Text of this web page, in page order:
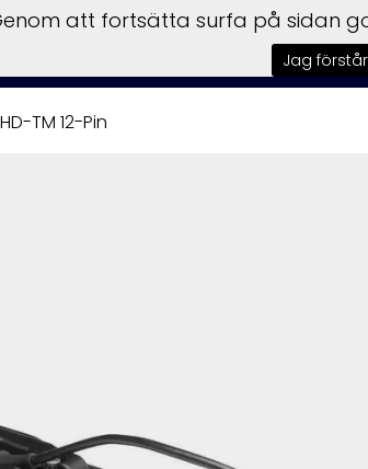
TM 12-Pin
att fortsätta surfa på sidan
Jag förstår